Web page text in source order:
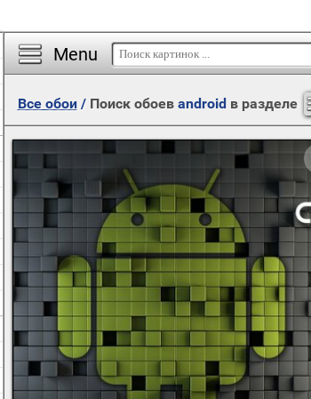
Menu
Все обои/ Поиск обоев androidв разделе